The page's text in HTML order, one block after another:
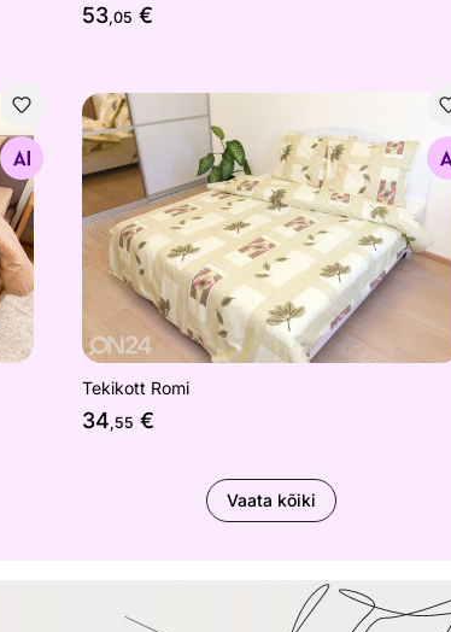
53,05 €
Tekikott Romi
Otsi sarnaseid
Tekikott Romi
34,55 €
Vaata kõiki